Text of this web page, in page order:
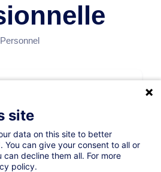
site
data on this site to better
You can give your consent to all or
decline them all. For more
policy.